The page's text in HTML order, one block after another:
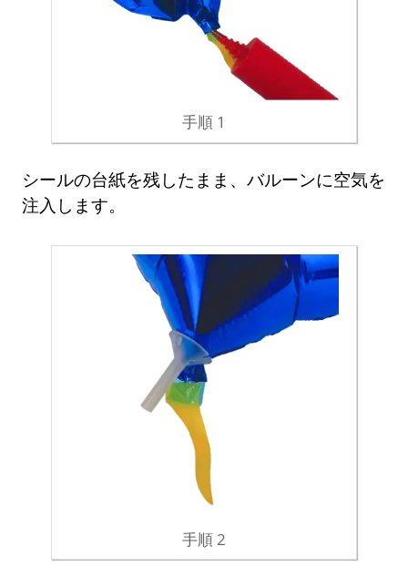
手順 1
シールの台紙を残したまま、バルーンに空気を
注入します。
手順 2